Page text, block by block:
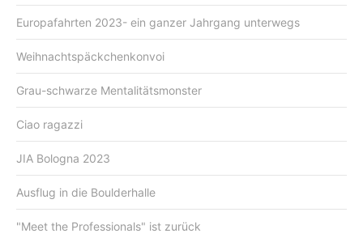
Europafahrten 2023- ein ganzer Jahrgang unterwegs
Weihnachtspäckchenkonvoi
Grau-schwarze Mentalitätsmonster
Ciao ragazzi
JIA Bologna 2023
Ausflug in die Boulderhalle
"Meet the Professionals" ist zurück